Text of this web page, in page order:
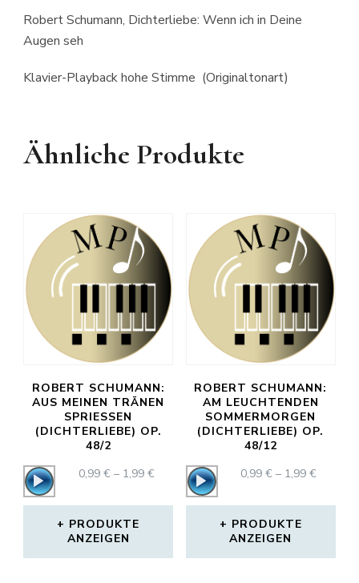
Robert Schumann, Dichterliebe: Wenn ich in Deine
Augen seh
Klavier-Playback hohe Stimme (Originaltonart)
Ähnliche Produkte
ROBERT SCHUMANN:
AUS MEINEN TRÄNEN
SPRIESSEN
(DICHTERLIEBE) OP.
48/2
Audio-
Player
0,99 € – 1,99 €PREISSPANNE:
BIS
PRODUKTE
ANZEIGEN
ROBERT SCHUMANN:
AM LEUCHTENDEN
SOMMERMORGEN
(DICHTERLIEBE) OP.
48/12
Audio-
Player
0,99€ – 1,99€
BIS
PRODUKTE
ANZEIGEN